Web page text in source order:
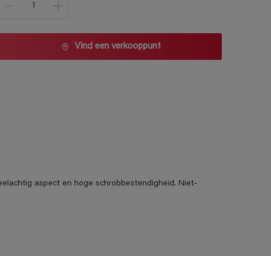
Vind een verkooppunt
aspect en hoge schrobbestendigheid. Niet-